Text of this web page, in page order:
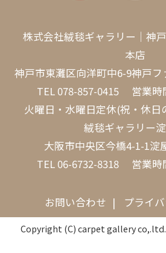
株式会社絨毯ギャラリー｜神
本店
神戸市東灘区向洋町中6-9神戸
TEL 078-857-0415 営業時
火曜日・水曜日定休(祝・休日
絨毯ギャラリー
大阪市中央区今橋4-1-1淀
TEL 06-6732-8318 営業時
お問い合わせ プライ
Copyright (C) carpet gallery